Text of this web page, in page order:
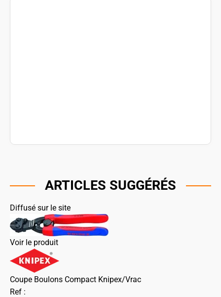
ARTICLES SUGGÉRÉS
Diffusé sur le site
Voir le produit
Coupe Boulons Compact Knipex/Vrac
Ref :